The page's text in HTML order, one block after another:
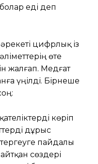
еді деп
цифрлық із
өте
жалғап. Медғат
үңілді. Бірнеше
көріп
дұрыс
пайдалы
сөздері